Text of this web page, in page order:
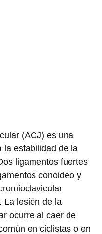
(ACJ) es una
la estabilidad de la
ligamentos fuertes
conoideo y
La lesión de la
ocurre al caer de
en ciclistas o en